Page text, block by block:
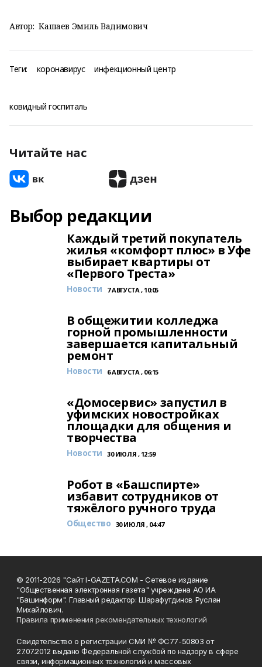
Автор: Кашаев Эмиль Вадимович
Теги: коронавирус инфекционный центр
ковидный госпиталь
Читайте нас
Выбор редакции
Каждый третий покупатель
жилья «комфорт плюс» в Уфе
выбирает квартиры от
«Первого Треста»
Новости 7 АВГУСТА , 10:05
В общежитии колледжа
горной промышленности
завершается капитальный
ремонт
Новости 6 АВГУСТА , 06:15
«Домосервис» запустил в
уфимских новостройках
площадки для общения и
творчества
Новости 30 ИЮЛЯ , 12:59
Робот в «Башспирте»
избавит сотрудников от
тяжёлого ручного труда
Общество 30 ИЮЛЯ , 04:47
© 2011-2026 "Сайт I-GAZETA.COM - Сетевое издание
"Общественная электронная газета" учреждена АО ИА
"Башинформ". Главный редактор: Шарафутдинов Руслан
Михайлович.
Правила применения рекомендательных технологий
Свидетельство о регистрации СМИ № ФС77-50803 от
27.07.2012 выдано Федеральной службой по надзору в сфере
связи, информационных технологий и массовых